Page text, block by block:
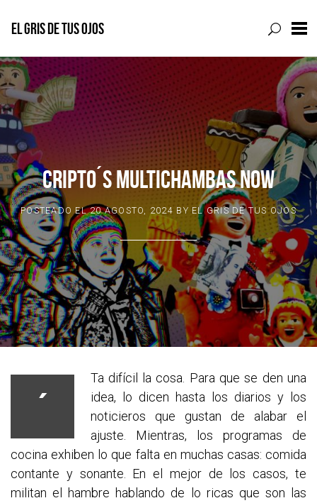
Skip
to
content
EL GRIS DE TUS OJOS
CRIPTO´S MULTICHAMBAS NOW
POSTEADO EL20 AGOSTO, 2024 BY EL GRIS DE TUS OJOS
´
Ta difícil la cosa. Para que se den una
idea, lo dicen hasta los diarios y los
noticieros que gustan de alabar el
ajuste. Mientras, los programas de
cocina exhiben lo que falta en muchas casas: comida
contante y sonante. En el mejor de los casos, te
militan el hambre hablando de lo ricas que son las